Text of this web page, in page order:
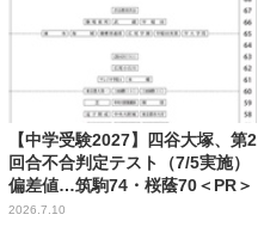
【中学受験2027】四谷大塚、第2
回合不合判定テスト（7/5実施）
偏差値…筑駒74・桜蔭70＜PR＞
2026.7.10